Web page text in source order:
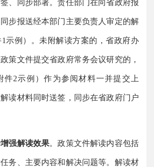
、同步部署。责任部门在向省政府报
步报送经本部门主要负责人审定的解
示例）。未附解读方案的，省政府办
策文件提交省政府常务会议研究的，
件2示例）作为参阅材料一并提交上
读材料同时送签，同步在省政府门户
强解读效果。政策文件解读内容包括
务、主要内容和解决问题等。解读材